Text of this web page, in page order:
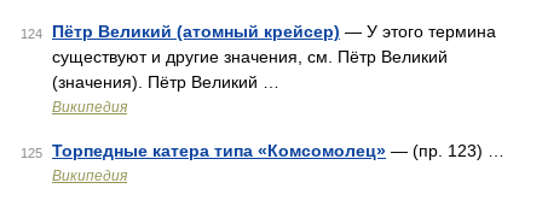
124 Пётр Великий (атомный крейсер) — У этого термина
существуют и другие значения, см. Пётр Великий
(значения). Пётр Великий …
Википедия
125 Торпедные катера типа «Комсомолец» — (пр. 123) …
Википедия